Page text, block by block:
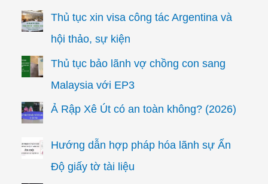
Thủ tục xin visa công tác Argentina và
hội thảo, sự kiện
Thủ tục bảo lãnh vợ chồng con sang
Malaysia với EP3
Ả Rập Xê Út có an toàn không? (2026)
Hướng dẫn hợp pháp hóa lãnh sự Ấn
Độ giấy tờ tài liệu